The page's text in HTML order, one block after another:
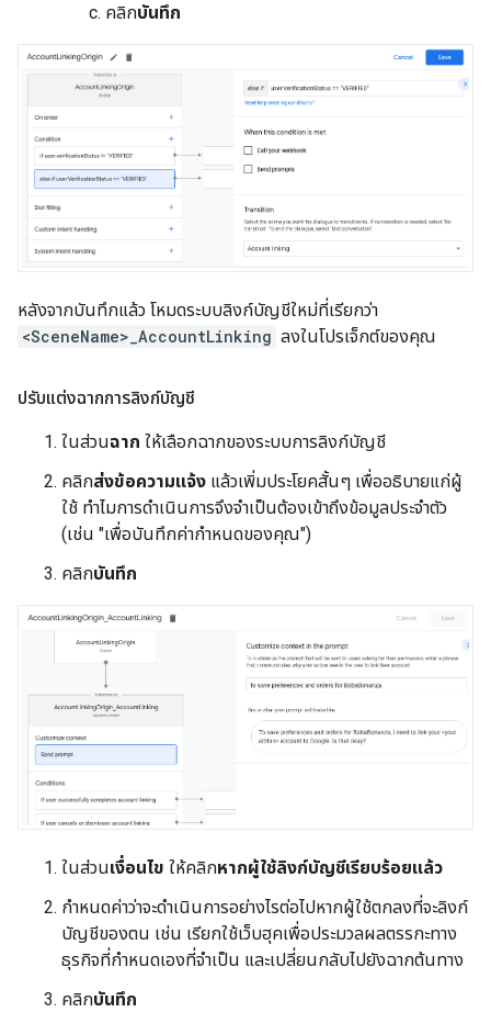
คลิกบันทึก
หลังจากบันทึกแล้ว โหมดระบบลิงก์บัญชีใหม่ที่เรียกว่า
<SceneName>_AccountLinking ลงในโปรเจ็กต์ของคุณ
ปรับแต่งฉากการลิงก์บัญชี
ในส่วนฉาก ให้เลือกฉากของระบบการลิงก์บัญชี
คลิกส่งข้อความแจ้ง แล้วเพิ่มประโยคสั้นๆ เพื่ออธิบายแก่ผู้
ใช้ ทำไมการดำเนินการจึงจำเป็นต้องเข้าถึงข้อมูลประจำตัว
(เช่น "เพื่อบันทึกค่ากำหนดของคุณ")
คลิกบันทึก
ในส่วนเงื่อนไข ให้คลิกหากผู้ใช้ลิงก์บัญชีเรียบร้อยแล้ว
กำหนดค่าว่าจะดำเนินการอย่างไรต่อไปหากผู้ใช้ตกลงที่จะลิงก์
บัญชีของตน เช่น เรียกใช้เว็บฮุคเพื่อประมวลผลตรรกะทาง
ธุรกิจที่กำหนดเองที่จำเป็น และเปลี่ยนกลับไปยังฉากต้นทาง
คลิกบันทึก